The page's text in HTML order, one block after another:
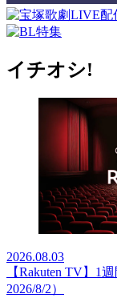
イチオシ!
2026.08.03
【Rakuten TV】1
2026/8/2）